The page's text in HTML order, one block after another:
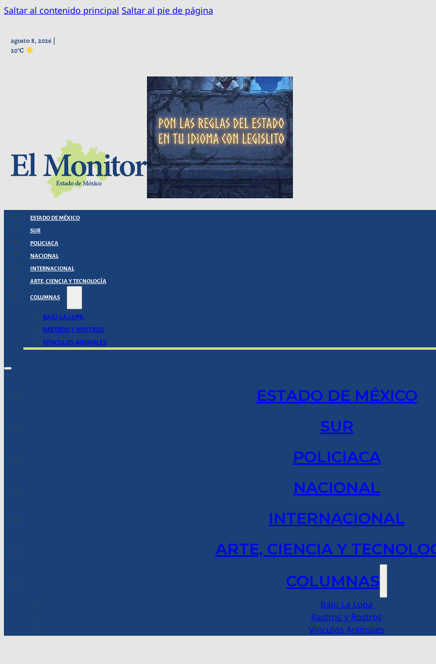
Saltar al contenido principal Saltar al pie de página
agosto 8, 2026 |
20°C
ESTADO DE MÉXICO
SUR
POLICIACA
NACIONAL
INTERNACIONAL
ARTE, CIENCIA Y TECNOLOGÍA
COLUMNAS
BAJO LA LUPA
RASTROS Y ROSTROS
VÍNCULOS ANIMALES
ESTADO DE MÉXICO
SUR
POLICIACA
NACIONAL
INTERNACIONAL
ARTE, CIENCIA Y
COLUMNAS
Bajo La Lupa
Rastros y Rostros
Vínculos Animales